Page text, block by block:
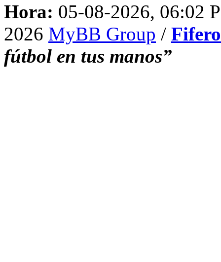
Hora: 05-08-2026, 06:02
2026 MyBB Group /
fútbol en tus manos”